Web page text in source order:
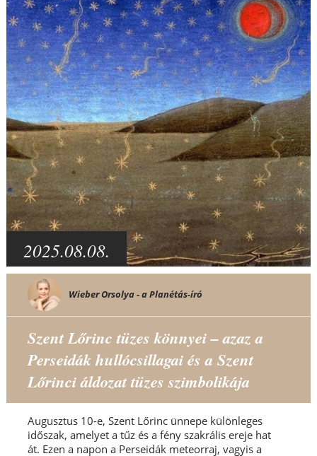
2025.08.08.
Wieber Orsolya - a Planétás-író
Szent Lőrinc tüzes könnyei – azaz a
Perseidák hullócsillagai és a Szent
Lőrinci áldozat tüzes szimbolikája
Augusztus 10-e, Szent Lőrinc ünnepe különleges
időszak, amelyet a tűz és a fény szakrális ereje hat
át. Ezen a napon a Perseidák meteorraj, vagyis a